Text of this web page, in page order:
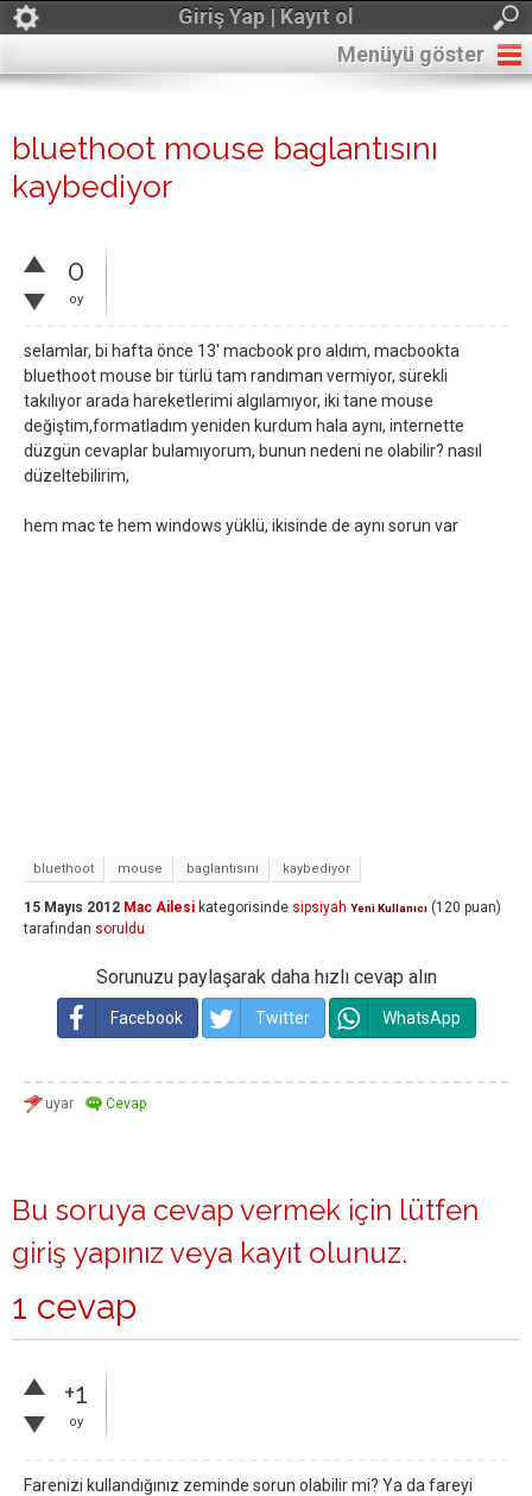
Giriş Yap | Kayıt ol
Menüyü göster
bluethoot mouse baglantısını
kaybediyor
0
oy
selamlar, bi hafta önce 13' macbook pro aldım, macbookta
bluethoot mouse bir türlü tam randıman vermiyor, sürekli
takılıyor arada hareketlerimi algılamıyor, iki tane mouse
değiştim,formatladım yeniden kurdum hala aynı, internette
düzgün cevaplar bulamıyorum, bunun nedeni ne olabilir? nasıl
düzeltebilirim,
hem mac te hem windows yüklü, ikisinde de aynı sorun var
bluethoot mouse baglantısını kaybediyor
15 Mayıs 2012 Mac Ailesi kategorisinde sipsiyah Yeni Kullanıcı (120 puan)
tarafından soruldu
Sorunuzu paylaşarak daha hızlı cevap alın
Facebook Twitter WhatsApp
Bu soruya cevap vermek için lütfen
giriş yapınız veya kayıt olunuz.
1 cevap
+1
oy
Farenizi kullandığınız zeminde sorun olabilir mi? Ya da fareyi